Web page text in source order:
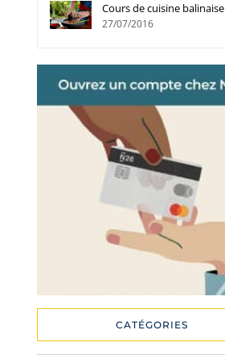
Cours de cuisine balinaise
27/07/2016
CATÉGORIES